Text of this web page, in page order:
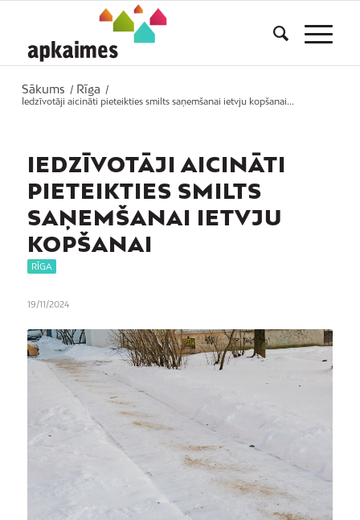
Sākums / Rīga
/
Iedzīvotāji aicināti pieteikties smilts saņemšanai ietvju kopšanai...
IEDZĪVOTĀJI AICINĀTI
PIETEIKTIES SMILTS
SAŅEMŠANAI IETVJU
KOPŠANAI
RĪGA
19/11/2024